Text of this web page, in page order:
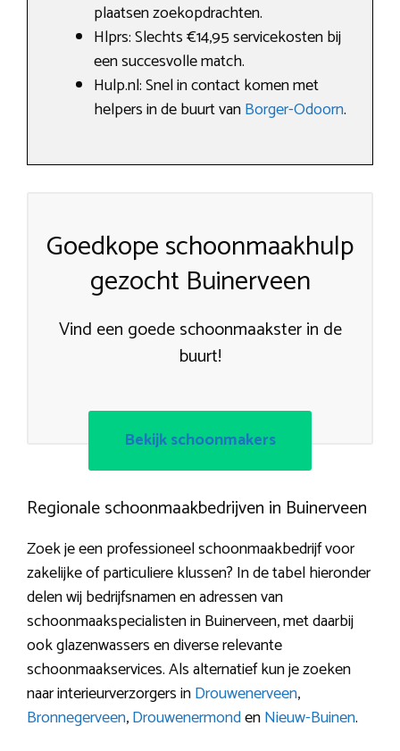
plaatsen zoekopdrachten.
Hlprs: Slechts €14,95 servicekosten bij
een succesvolle match.
Hulp.nl: Snel in contact komen met
helpers in de buurt vanBorger-Odoorn.
Goedkope schoonmaakhulp
gezocht Buinerveen
Vind een goede schoonmaakster in de
buurt!
Bekijk schoonmakers
Regionale schoonmaakbedrijven in Buinerveen
Zoek je een professioneel schoonmaakbedrijf voor
zakelijke of particuliere klussen? In de tabel hieronder
delen wij bedrijfsnamen en adressen van
schoonmaakspecialisten in Buinerveen, met daarbij
ook glazenwassers en diverse relevante
schoonmaakservices. Als alternatief kun je zoeken
naar interieurverzorgers inDrouwenerveen,
Bronnegerveen,DrouwenermondenNieuw-Buinen.